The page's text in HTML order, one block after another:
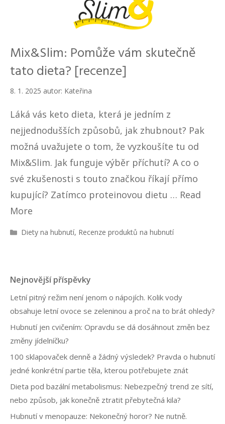
Mix&Slim: Pomůže vám skutečně
tato dieta? [recenze]
8. 1. 2025 autor: Kateřina
Láká vás keto dieta, která je jedním z
nejjednodušších způsobů, jak zhubnout? Pak
možná uvažujete o tom, že vyzkoušíte tu od
Mix&Slim. Jak funguje výběr příchutí? A co o
své zkušenosti s touto značkou říkají přímo
kupující? Zatímco proteinovou dietu … Read
More
R
k
y
Diety na hubnutí, Recenze produktů na hubnutí
Nejnovější příspěvky
Letní pitný režim není jenom o nápojích. Kolik vody
obsahuje letní ovoce se zeleninou a proč na to brát ohledy?
Hubnutí jen cvičením: Opravdu se dá dosáhnout změn bez
změny jídelníčku?
100 sklapovaček denně a žádný výsledek? Pravda o hubnutí
jedné konkrétní partie těla, kterou potřebujete znát
Dieta pod bazální metabolismus: Nebezpečný trend ze sítí,
nebo způsob, jak konečně ztratit přebytečná kila?
Hubnutí v menopauze: Nekonečný horor? Ne nutně.